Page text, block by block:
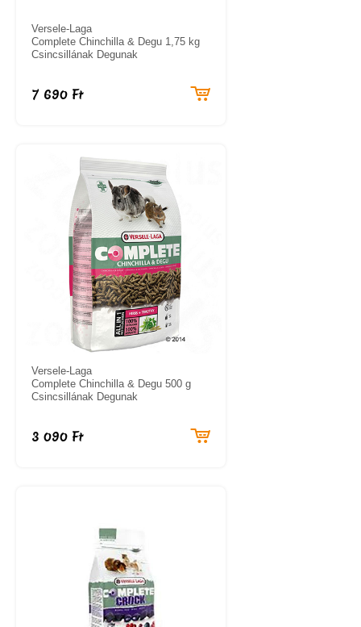
Versele-Laga
Complete Chinchilla & Degu 1,75 kg
Csincsillának Degunak
7 690 Ft
Versele-Laga
Complete Chinchilla & Degu 500 g
Csincsillának Degunak
3 090 Ft